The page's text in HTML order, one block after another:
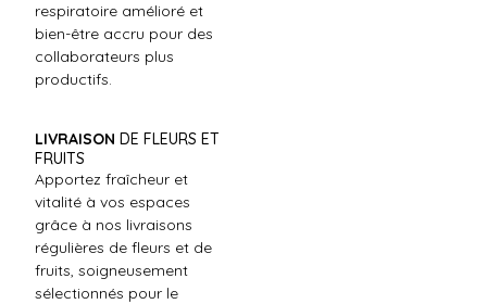
respiratoire amélioré et
bien-être accru pour des
collaborateurs plus
productifs.
LIVRAISON DE FLEURS ET
FRUITS
Apportez fraîcheur et
vitalité à vos espaces
grâce à nos livraisons
régulières de fleurs et de
fruits, soigneusement
sélectionnés pour le